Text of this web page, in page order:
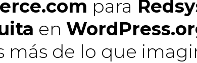
para
en
más de lo que